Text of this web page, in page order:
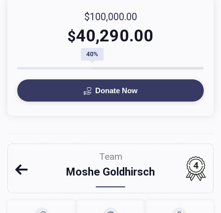
$100,000.00
$40,290.00
40%
Donate Now
Team
Moshe Goldhirsch
4